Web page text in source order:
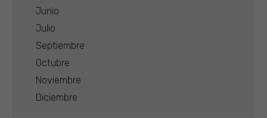
Junio
Julio
Septiembre
Octubre
Noviembre
Diciembre